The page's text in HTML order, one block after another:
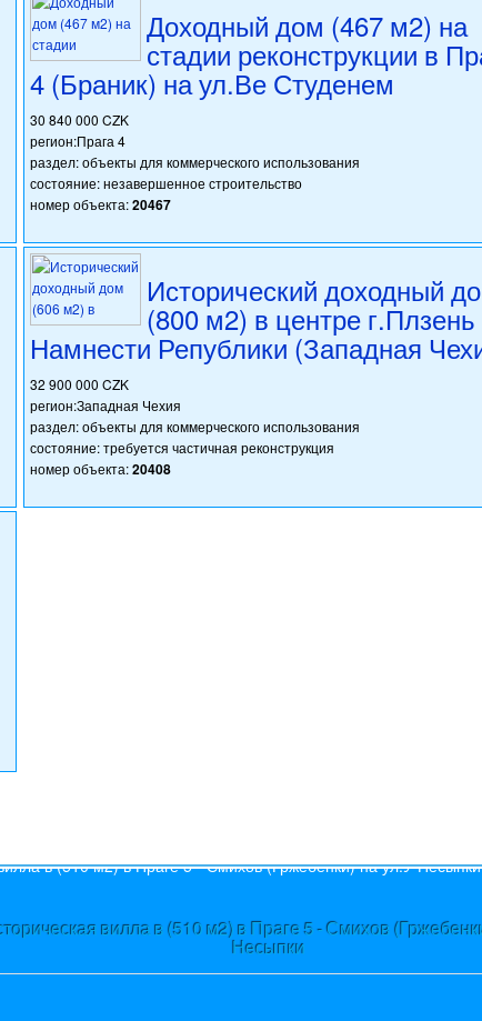
Доходный дом (467 м2) на
стадии реконструкции в
4 (Браник) на ул.Ве Студенем
30 840 000 CZK
регион:Прага 4
раздел: объекты для коммерческого использования
состояние: незавершенное строительство
номер объекта:20467
Исторический доходный
(800 м2) в центре
Намнести Републики (Западная
32 900 000 CZK
регион:Западная Чехия
раздел: объекты для коммерческого использования
состояние: требуется частичная реконструкция
номер объекта:20408
вилла в (510 м2) в Праге 5 - Смихов
Несыпки